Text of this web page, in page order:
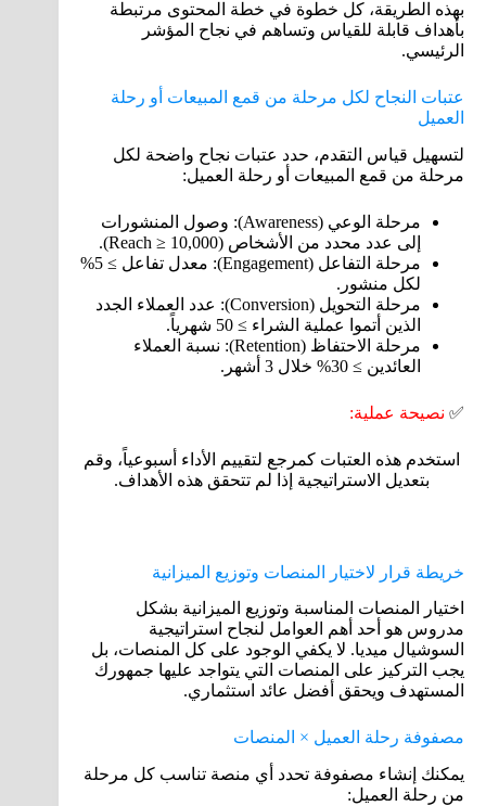
بهذه الطريقة، كل خطوة في خطة المحتوى مرتبطة
بأهداف قابلة للقياس وتساهم في نجاح المؤشر
الرئيسي.
عتبات النجاح لكل مرحلة من قمع المبيعات أو رحلة
العميل
لتسهيل قياس التقدم، حدد عتبات نجاح واضحة لكل
مرحلة من قمع المبيعات أو رحلة العميل:
مرحلة الوعي (Awareness): وصول المنشورات
إلى عدد محدد من الأشخاص (Reach ≥ 10,000).
مرحلة التفاعل (Engagement): معدل تفاعل ≥ 5%
لكل منشور.
مرحلة التحويل (Conversion): عدد العملاء الجدد
الذين أتموا عملية الشراء ≥ 50 شهرياً.
مرحلة الاحتفاظ (Retention): نسبة العملاء
العائدين ≥ 30% خلال 3 أشهر.
✅ نصيحة عملية:
استخدم هذه العتبات كمرجع لتقييم الأداء أسبوعياً، وقم
بتعديل الاستراتيجية إذا لم تتحقق هذه الأهداف.
خريطة قرار لاختيار المنصات وتوزيع الميزانية
اختيار المنصات المناسبة وتوزيع الميزانية بشكل
مدروس هو أحد أهم العوامل لنجاح استراتيجية
السوشيال ميديا. لا يكفي الوجود على كل المنصات، بل
يجب التركيز على المنصات التي يتواجد عليها جمهورك
المستهدف ويحقق أفضل عائد استثماري.
مصفوفة رحلة العميل × المنصات
يمكنك إنشاء مصفوفة تحدد أي منصة تناسب كل مرحلة
من رحلة العميل: